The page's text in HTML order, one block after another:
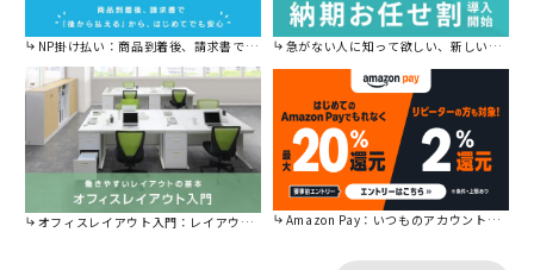
NP掛け払い：商品到着後、請求書で後から払えます。 急がない人に知って欲しい、新しい割引を始めました。
オフィスレイアウト入門：レイアウトの基本をご紹介。 Amazon Pay：いつものアカウントで簡単に決済可能。